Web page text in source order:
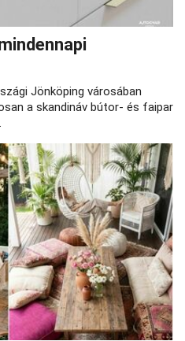
Jönköping városában
a skandináv bútor- és faipar